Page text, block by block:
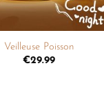
Veilleuse Poisson
€29.99